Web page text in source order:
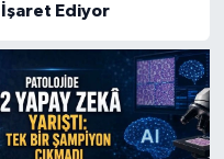
İşaret Ediyor